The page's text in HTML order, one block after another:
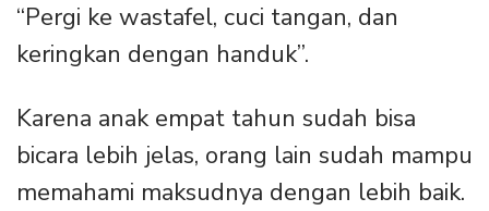
“Pergi ke wastafel, cuci tangan, dan
keringkan dengan handuk”.
Karena anak empat tahun sudah bisa
bicara lebih jelas, orang lain sudah mampu
memahami maksudnya dengan lebih baik.